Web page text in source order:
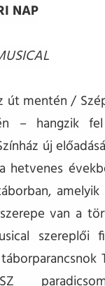
NAP
út mentén /
– hangzik
új
hetvenes
van a
szereplői